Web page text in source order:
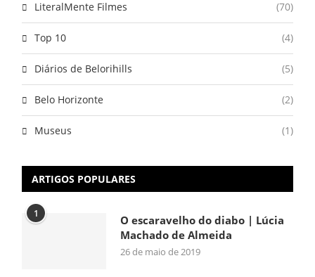
LiteralMente Filmes (70)
Top 10 (4)
Diários de Belorihills (5)
Belo Horizonte (2)
Museus (1)
ARTIGOS POPULARES
1
O escaravelho do diabo | Lúcia
Machado de Almeida
26 de maio de 2019